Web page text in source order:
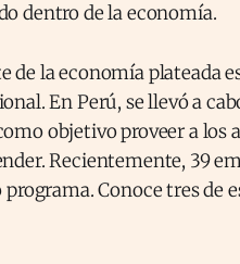
dentro de la economía.
de la economía plateada
En Perú, se llevó a
objetivo proveer a
Recientemente, 39
Conoce tres de